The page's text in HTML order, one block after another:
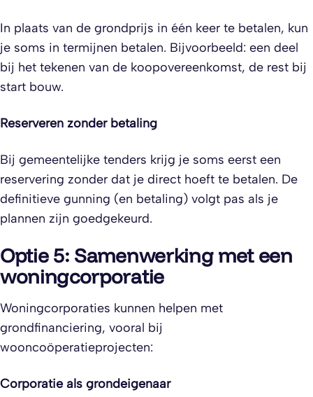
In plaats van de grondprijs in één keer te betalen, kun
je soms in termijnen betalen. Bijvoorbeeld: een deel
bij het tekenen van de koopovereenkomst, de rest bij
start bouw.
Reserveren zonder betaling
Bij gemeentelijke tenders krijg je soms eerst een
reservering zonder dat je direct hoeft te betalen. De
definitieve gunning (en betaling) volgt pas als je
plannen zijn goedgekeurd.
Optie 5: Samenwerking met een
woningcorporatie
Woningcorporaties kunnen helpen met
grondfinanciering, vooral bij
wooncoöperatieprojecten:
Corporatie als grondeigenaar